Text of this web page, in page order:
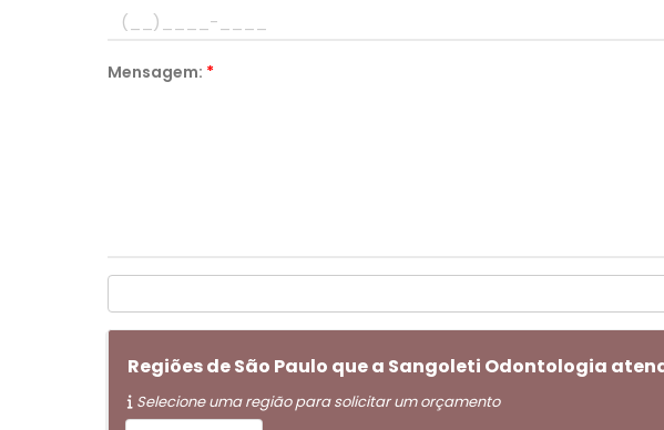
Mensagem: *
Regiões de São Paulo que a Sangoleti Odontologia
Selecione uma região para solicitar um orçamento